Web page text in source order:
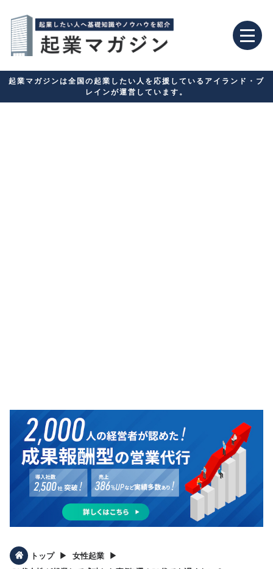
起業マガジンは全国の起業したい人を応援しているアイランド・ブ
レインが運営しています。
トップ ▶︎ 女性起業 ▶︎